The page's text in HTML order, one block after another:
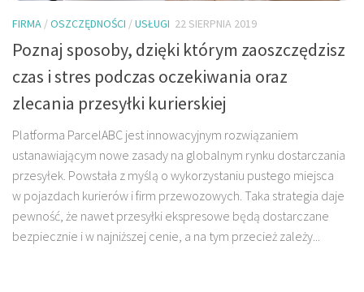
FIRMA /OSZCZĘDNOŚCI /USŁUGI 22 SIERPNIA 2019
Poznaj sposoby, dzięki którym zaoszczędzisz
czas i stres podczas oczekiwania oraz
zlecania przesyłki kurierskiej
Platforma ParcelABC jest innowacyjnym rozwiązaniem
ustanawiającym nowe zasady na globalnym rynku dostarczania
przesyłek. Powstała z myślą o wykorzystaniu pustego miejsca
w pojazdach kurierów i firm przewozowych. Taka strategia daje
pewność, że nawet przesyłki ekspresowe będą dostarczane
bezpiecznie i w najniższej cenie, a na tym przecież zależy...